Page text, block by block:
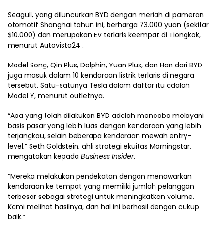
Seagull, yang diluncurkan BYD dengan meriah di pameran
otomotif Shanghai tahun ini, berharga 73.000 yuan (sekitar
$10.000) dan merupakan EV terlaris keempat di Tiongkok,
menurut Autovista24 .
Model Song, Qin Plus, Dolphin, Yuan Plus, dan Han dari BYD
juga masuk dalam 10 kendaraan listrik terlaris di negara
tersebut. Satu-satunya Tesla dalam daftar itu adalah
Model Y, menurut outletnya.
“Apa yang telah dilakukan BYD adalah mencoba melayani
basis pasar yang lebih luas dengan kendaraan yang lebih
terjangkau, selain beberapa kendaraan mewah entry-
level,” Seth Goldstein, ahli strategi ekuitas Morningstar,
mengatakan kepada Business Insider.
“Mereka melakukan pendekatan dengan menawarkan
kendaraan ke tempat yang memiliki jumlah pelanggan
terbesar sebagai strategi untuk meningkatkan volume.
Kami melihat hasilnya, dan hal ini berhasil dengan cukup
baik.”